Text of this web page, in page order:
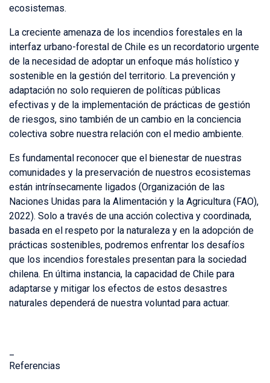
ecosistemas.
La creciente amenaza de los incendios forestales en la
interfaz urbano-forestal de Chile es un recordatorio urgente
de la necesidad de adoptar un enfoque más holístico y
sostenible en la gestión del territorio. La prevención y
adaptación no solo requieren de políticas públicas
efectivas y de la implementación de prácticas de gestión
de riesgos, sino también de un cambio en la conciencia
colectiva sobre nuestra relación con el medio ambiente.
Es fundamental reconocer que el bienestar de nuestras
comunidades y la preservación de nuestros ecosistemas
están intrínsecamente ligados (Organización de las
Naciones Unidas para la Alimentación y la Agricultura (FAO),
2022). Solo a través de una acción colectiva y coordinada,
basada en el respeto por la naturaleza y en la adopción de
prácticas sostenibles, podremos enfrentar los desafíos
que los incendios forestales presentan para la sociedad
chilena. En última instancia, la capacidad de Chile para
adaptarse y mitigar los efectos de estos desastres
naturales dependerá de nuestra voluntad para actuar.
Referencias